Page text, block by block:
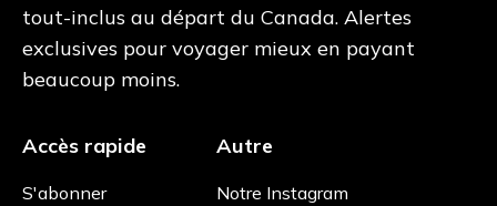
tout-inclus au départ du Canada. Alertes
exclusives pour voyager mieux en payant
beaucoup moins.
Accès rapide
S'abonner
Autre
Notre Instagram